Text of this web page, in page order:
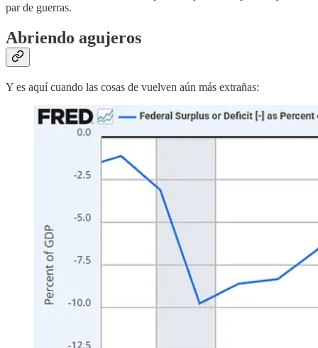
par de guerras.
Abriendo agujeros
Y es aquí cuando las cosas de vuelven aún más extrañas: